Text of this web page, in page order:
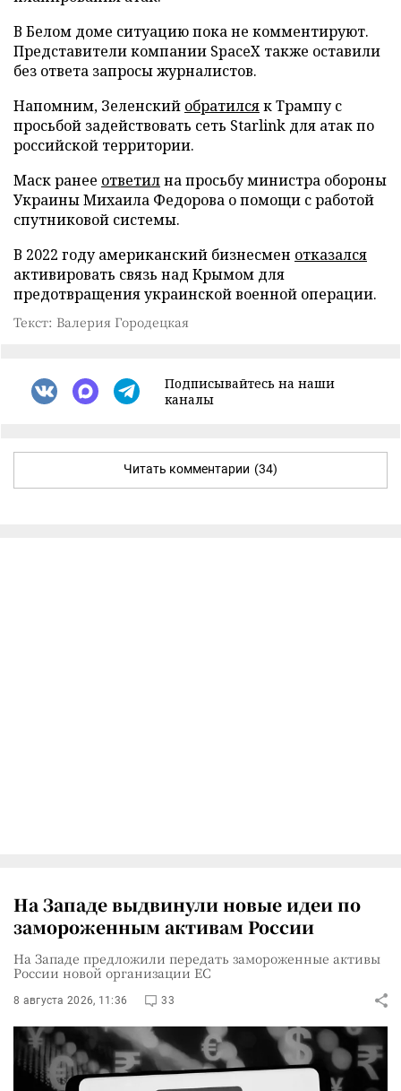
В Белом доме ситуацию пока не комментируют.
Представители компании SpaceX также оставили
без ответа запросы журналистов.
Напомним, Зеленский обратилсяк Трампу с
просьбой задействовать сеть Starlink для атак по
российской территории.
Маск ранее ответилна просьбу министра обороны
Украины Михаила Федорова о помощи с работой
спутниковой системы.
В 2022 году американский бизнесмен отказался
активировать связь над Крымом для
предотвращения украинской военной операции.
Текст: Валерия Городецкая
Подписывайтесь на наши
каналы
Читать комментарии (34)
На Западе выдвинули новые идеи по
замороженным активам России
На Западе предложили передать замороженные активы
России новой организации ЕС
8 августа 2026, 11:36 33